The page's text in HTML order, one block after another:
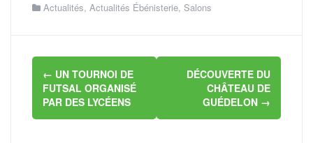
Actualités, Actualités Ébénisterie, Salons
Navigation
d'article
← UN TOURNOI DE
FUTSAL ORGANISÉ
PAR DES LYCÉENS
DÉCOUVERTE DU
CHÂTEAU DE
GUÉDELON →